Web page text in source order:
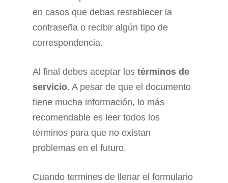
en casos que debas restablecer la
contraseña o recibir algún tipo de
correspondencia.
Al final debes aceptar los términos de
servicio. A pesar de que el documento
tiene mucha información, lo más
recomendable es leer todos los
términos para que no existan
problemas en el futuro.
Cuando termines de llenar el formulario